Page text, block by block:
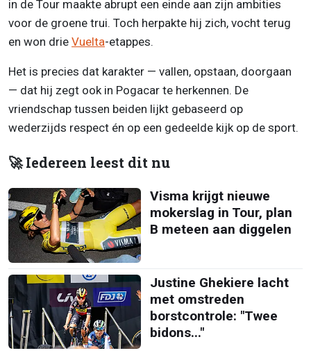
in de Tour maakte abrupt een einde aan zijn ambities
voor de groene trui. Toch herpakte hij zich, vocht terug
en won drie Vuelta-etappes.
Het is precies dat karakter — vallen, opstaan, doorgaan
— dat hij zegt ook in Pogacar te herkennen. De
vriendschap tussen beiden lijkt gebaseerd op
wederzijds respect én op een gedeelde kijk op de sport.
🚀 Iedereen leest dit nu
Visma krijgt nieuwe
mokerslag in Tour, plan
B meteen aan diggelen
Justine Ghekiere lacht
met omstreden
borstcontrole: "Twee
bidons..."